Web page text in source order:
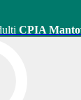
CPIA